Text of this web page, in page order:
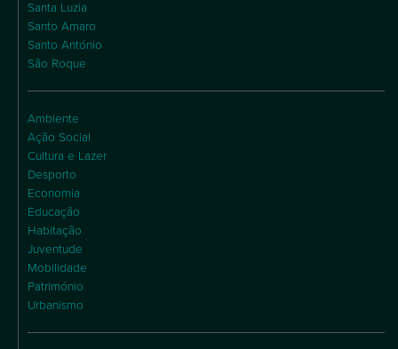
Santa Luzia
Santo Amaro
Santo António
São Roque
Ambiente
Ação Social
Cultura e Lazer
Desporto
Economia
Educação
Habitação
Juventude
Mobilidade
Património
Urbanismo